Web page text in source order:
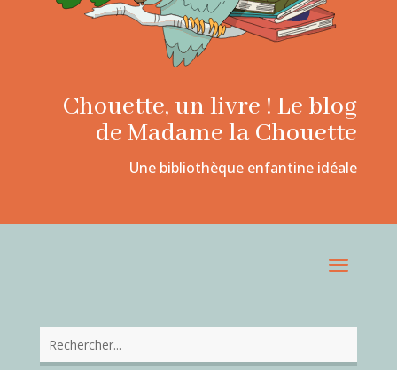
Chouette, un livre ! Le blog
de Madame la Chouette
Une bibliothèque enfantine idéale